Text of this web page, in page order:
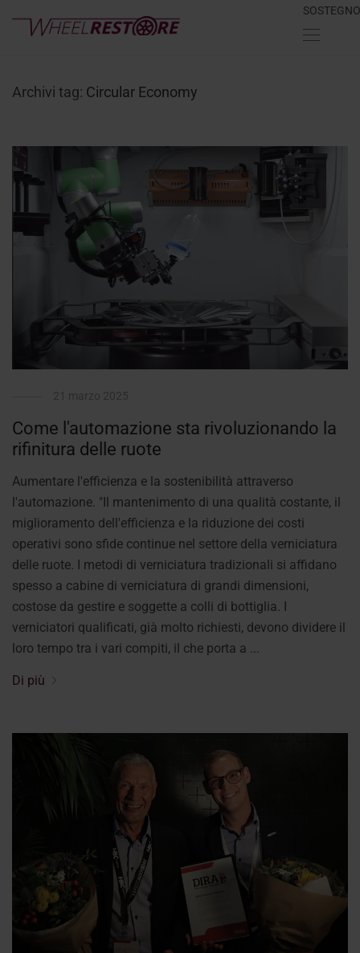
SOSTEGNO
Archivi tag: Circular Economy
Come l'automazione sta rivoluzionando la
rifinitura delle ruote
Aumentare l'efficienza e la sostenibilità attraverso
l'automazione. "Il mantenimento di una qualità costante, il
miglioramento dell'efficienza e la riduzione dei costi
operativi sono sfide continue nel settore della verniciatura
delle ruote. I metodi di verniciatura tradizionali si affidano
spesso a cabine di verniciatura di grandi dimensioni,
costose da gestire e soggette a colli di bottiglia. I
verniciatori qualificati, già molto richiesti, devono dividere il
loro tempo tra i vari compiti, il che porta a ...
Di più